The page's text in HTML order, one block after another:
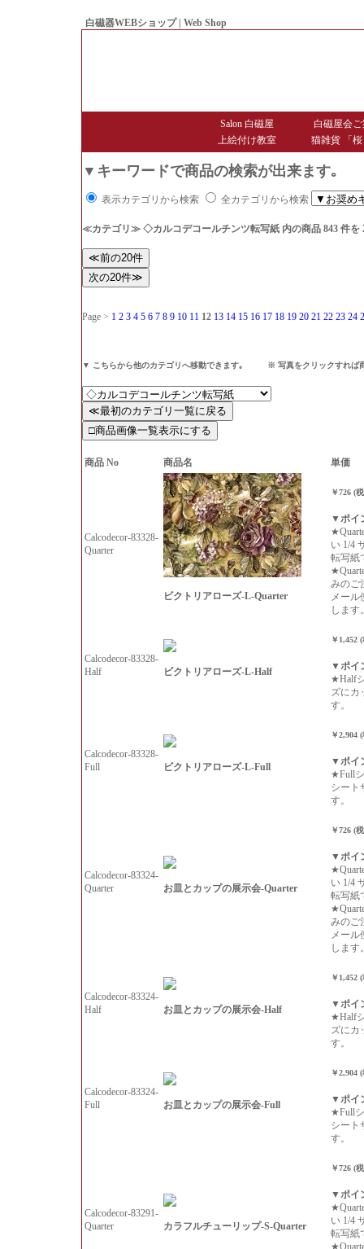
白磁器WEBショップ | Web Shop
Salon 白磁屋
白磁屋会
上絵付け教室
猫雑貨 「
▼キーワードで商品の検索が出来ます｡
表示カテゴリから検索 全カテゴリから検索
≪カテゴリ≫ ◇カルコデコールチンツ転写紙 内の商品 843 件
Page > 1 2 3 4 5 6 7 8 9 10 11 12 13 14 15 16 17 18 19 20 21 22 23 24
▼ こちらから他のカテゴリへ移動できます｡ ※ 写真をクリックすれば商
商品 No 商品名 単価
Calcodecor-83328-
Quarter
ビクトリアローズ-L-Quarter
￥726 (
▼ポイ
い 1/4
転写紙
みのご
メール
します
Calcodecor-83328-
Half
ビクトリアローズ-L-Half
￥1,452
▼ポイ
★Half
ズにカ
す。
Calcodecor-83328-
Full
ビクトリアローズ-L-Full
￥2,904
▼ポイ
★Full
シート
す。
Calcodecor-83324-
Quarter
お皿とカップの展示会-Quarter
￥726 (
▼ポイ
い 1/4
転写紙
みのご
メール
します
Calcodecor-83324-
Half
お皿とカップの展示会-Half
￥1,452
▼ポイ
★Half
ズにカ
す。
Calcodecor-83324-
Full
お皿とカップの展示会-Full
￥2,904
▼ポイ
★Full
シート
す。
Calcodecor-83291-
Quarter
カラフルチューリップ-S-Quarter
￥726 (
▼ポイ
い 1/4
転写紙